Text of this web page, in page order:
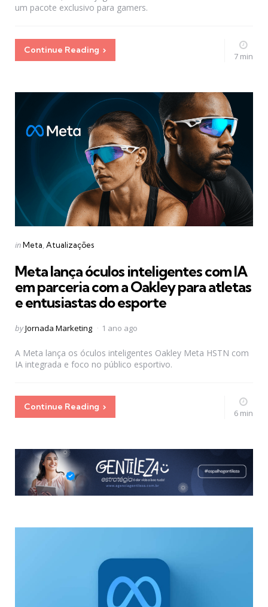
um pacote exclusivo para gamers.
Continue Reading
7 min
Categories
Posted
inMeta Atualizações
Meta lança óculos inteligentes com IA
em parceria com a Oakley para atletas
e entusiastas do esporte
Posted
byJornada Marketing 1 ano ago
A Meta lança os óculos inteligentes Oakley Meta HSTN com
IA integrada e foco no público esportivo.
Continue Reading
6 min